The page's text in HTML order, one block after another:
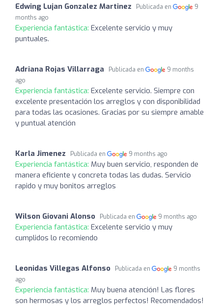
Edwing Lujan Gonzalez Martinez Publicada en
9
months ago
Experiencia fantástica: Excelente servicio y muy
puntuales.
Adriana Rojas Villarraga Publicada en
9 months
ago
Experiencia fantástica: Excelente servicio. Siempre con
excelente presentación los arreglos y con disponibilidad
para todas las ocasiones. Gracias por su siempre amable
y puntual atención
Karla Jimenez Publicada en 9 months ago
Experiencia fantástica: Muy buen servicio, responden de
manera eficiente y concreta todas las dudas. Servicio
rapido y muy bonitos arreglos
Wilson Giovani Alonso Publicada en 9 months ago
Experiencia fantástica: Excelente servicio y muy
cumplidos lo recomiendo
Leonidas Villegas Alfonso Publicada en
9 months
ago
Experiencia fantástica: Muy buena atención! Las flores
son hermosas y los arreglos perfectos! Recomendados!